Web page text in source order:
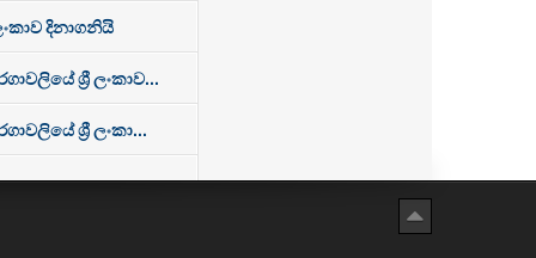
දිනාගනියි
ශ්‍රී ලංකාව...
ශ්‍රී ලංකා...